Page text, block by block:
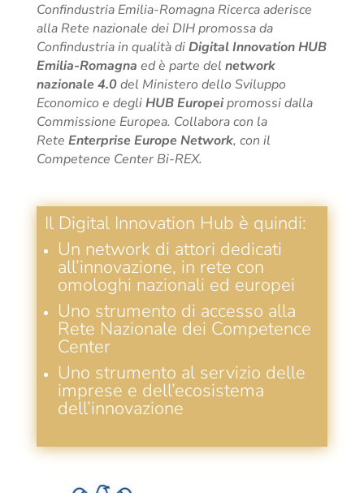
Confindustria Emilia-Romagna Ricerca aderisce
alla Rete nazionale dei DIH promossa da
Confindustria in qualità diDigital Innovation HUB
Emilia-Romagna ed è parte del network
nazionale 4.0del Ministero dello Sviluppo
Economico e degliHUB Europeipromossi dalla
Commissione Europea. Collabora con la
Rete Enterprise Europe Network, con il
Competence Center Bi-REX.
Il Digital Innovation Hub è quindi:
Un network di attori dedicati
all’innovazione, in rete con
omologhi nazionali ed europei
Uno strumento di accesso alla
Rete Nazionale dei Competence
Center
Uno strumento al servizio delle
imprese e dell’ecosistema
dell’innovazione